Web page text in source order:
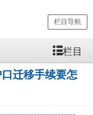
栏目导航
栏目
迁移手续要怎